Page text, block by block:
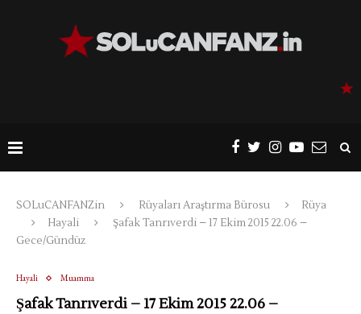
SOLuCANFANZin Rüyaları Araştırma Bürosu
Rüya
Hayali
Şafak Tanrıverdi – 17 Ekim 2015 22.06 –
Gece/Gündüz
Hayali Muamma
Şafak Tanrıverdi – 17 Ekim 2015 22.06 –